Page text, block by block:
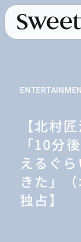
【北村
「10分
えるぐ
きた」
独占】